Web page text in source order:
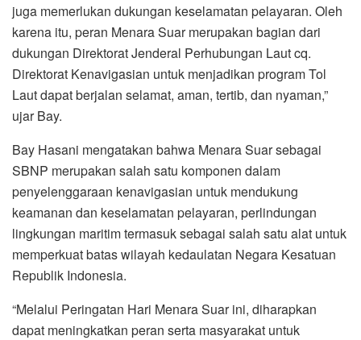
juga memerlukan dukungan keselamatan pelayaran. Oleh
karena itu, peran Menara Suar merupakan bagian dari
dukungan Direktorat Jenderal Perhubungan Laut cq.
Direktorat Kenavigasian untuk menjadikan program Tol
Laut dapat berjalan selamat, aman, tertib, dan nyaman,”
ujar Bay.
Bay Hasani mengatakan bahwa Menara Suar sebagai
SBNP merupakan salah satu komponen dalam
penyelenggaraan kenavigasian untuk mendukung
keamanan dan keselamatan pelayaran, perlindungan
lingkungan maritim termasuk sebagai salah satu alat untuk
memperkuat batas wilayah kedaulatan Negara Kesatuan
Republik Indonesia.
“Melalui Peringatan Hari Menara Suar ini, diharapkan
dapat meningkatkan peran serta masyarakat untuk